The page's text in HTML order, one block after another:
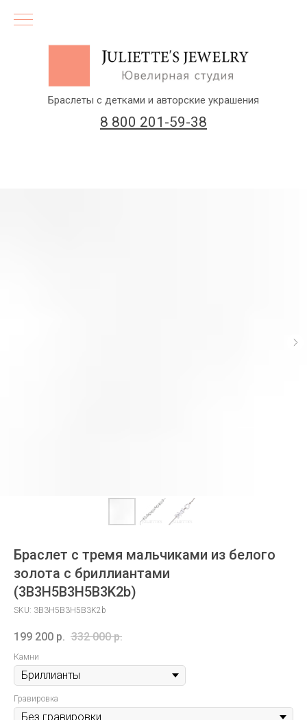
8 800 201-59-38
Браслеты с детками и авторские украшения
Браслет с тремя мальчиками из белого
золота с бриллиантами
(3B3H5B3H5B3K2b)
SKU: 3B3H5B3H5B3K2b
199 200 р. 332 000 р.
Камни
Гравировка